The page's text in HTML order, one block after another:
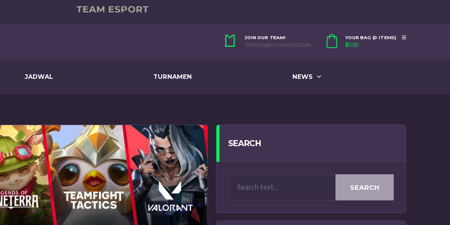
JOIN OUR TEAM!
TRYOUTS@ALCHEMISTS.COM
YOUR BAG (0 ITEMS)
$0.00
JADWAL TURNAMEN NEWS
SEARCH
SEARCH